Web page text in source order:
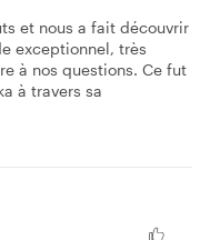
et nous a fait découvrir
exceptionnel, très
à nos questions. Ce fut
à travers sa